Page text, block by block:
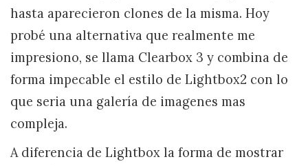
hasta aparecieron clones de la misma. Hoy
probé una alternativa que realmente me
impresiono, se llama Clearbox 3 y combina de
forma impecable el estilo de Lightbox2 con lo
que seria una galería de imagenes mas
compleja.
A diferencia de Lightbox la forma de mostrar